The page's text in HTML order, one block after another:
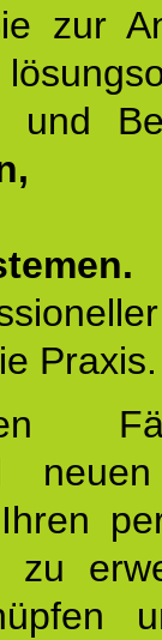
zur
und
Praxis.
zu